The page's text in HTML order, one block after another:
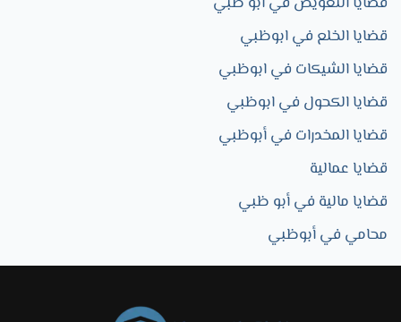
قضايا الخلع في ابوظبي
قضايا الشيكات في ابوظبي
قضايا الكحول في ابوظبي
قضايا المخدرات في أبوظبي
قضايا عمالية
قضايا مالية في أبو ظبي
محامي في أبوظبي